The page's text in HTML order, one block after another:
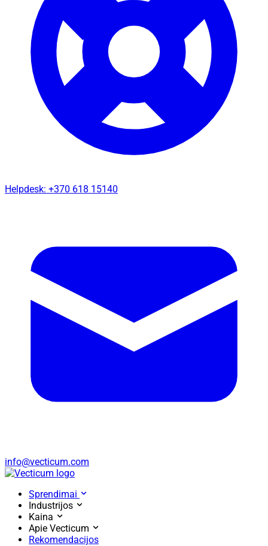
Helpdesk: +370 618 15140
info@vecticum.com
Home
Sprendimai
Industrijos
Kaina
Apie Vecticum
Rekomendacijos